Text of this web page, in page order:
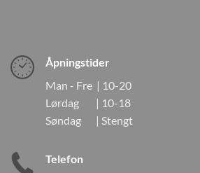
Åpningstider
Man - Fre | 10-20
Lørdag | 10-18
Søndag | Stengt
Telefon